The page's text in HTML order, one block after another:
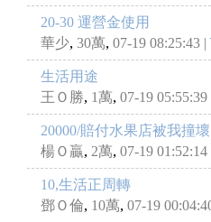
20-30 運營金使用
華少, 30萬, 07-19 08:25:43 |
生活用途
王Ｏ勝, 1萬, 07-19 05:55:39
20000/賠付水果店被我撞
楊Ｏ贏, 2萬, 07-19 01:52:14
10,生活正周轉
鄧Ｏ倫, 10萬, 07-19